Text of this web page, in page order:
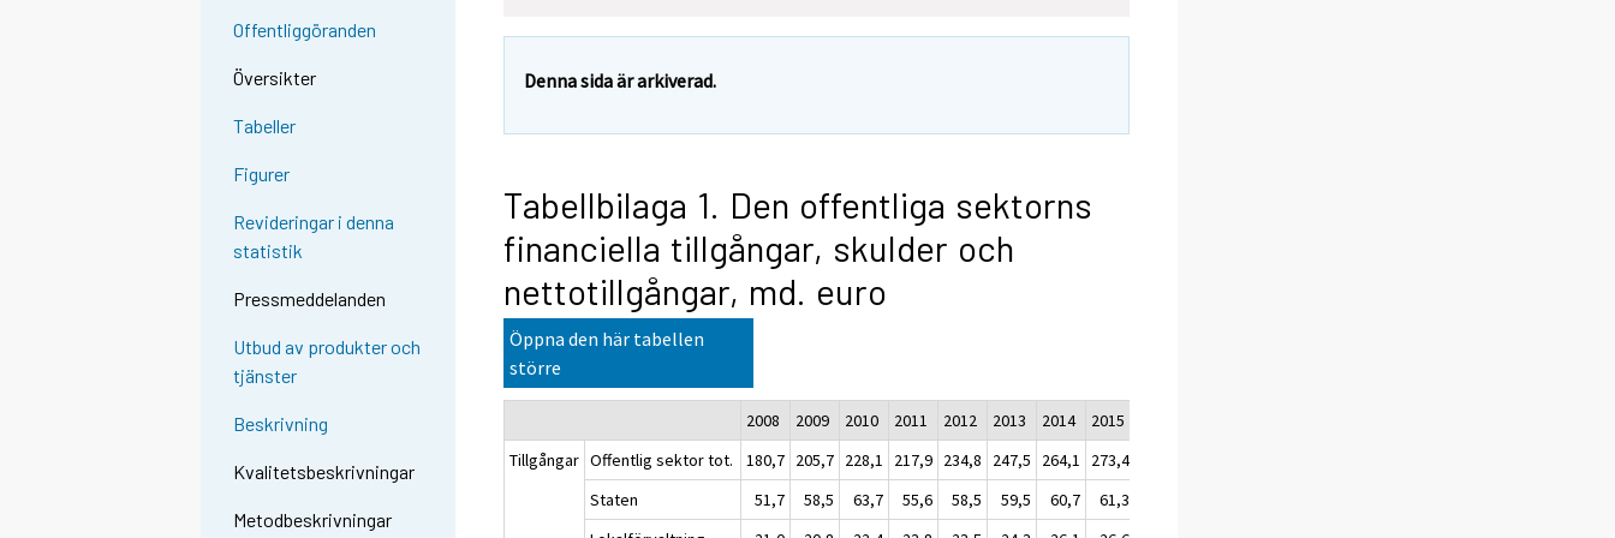
Offentliggöranden
Översikter
Tabeller
Figurer
Revideringar i denna
statistik
Pressmeddelanden
Utbud av produkter och
tjänster
Beskrivning
Kvalitetsbeskrivningar
Metodbeskrivningar
Denna sida är arkiverad.
Tabellbilaga 1. Den offentliga sektorns
financiella tillgångar, skulder och
nettotillgångar, md. euro
Öppna den här tabellen
större
2008 2009 2010 2011 2012 2013 2014 2015
Tillgångar Offentlig sektor tot. 180,7 205,7 228,1 217,9 234,8 247,5 264,1 273,4
Staten
51,7 58,5 63,7 55,6 58,5 59,5 60,7 61,3